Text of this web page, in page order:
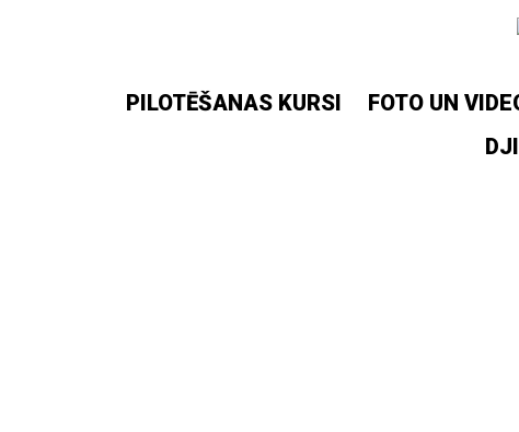
PILOTĒŠANAS KURSI FOTO UN